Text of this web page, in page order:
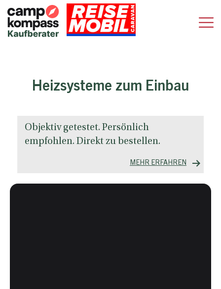
Heizsysteme zum Einbau
Objektiv getestet. Persönlich
empfohlen. Direkt zu bestellen.
MEHR ERFAHREN